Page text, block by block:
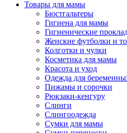
Товары для мамы
Бюстгальтеры
Гигиена для мамы
Гигиенические
Женские футболки и
Колготки и чулки
Косметика для мамы
Красота и уход
Одежда для
Пижамы и сорочки
Рюкзаки-кенгуру
Слинги
Слингоодежда
Сумки для мамы